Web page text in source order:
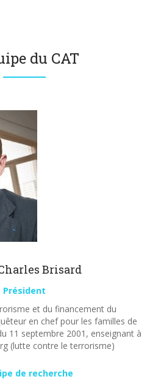
du CAT
Brisard
Président
et du financement du
en chef pour les familles de
11 septembre 2001, enseignant à
(lutte contre le terrorisme)
de recherche